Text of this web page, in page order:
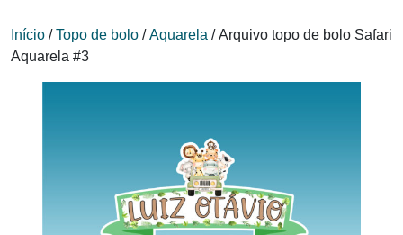
Início /Topo de bolo /Aquarela / Arquivo topo de bolo Safari
Aquarela #3